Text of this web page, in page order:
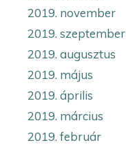
2019. november
2019. szeptember
2019. augusztus
2019. május
2019. április
2019. március
2019. február